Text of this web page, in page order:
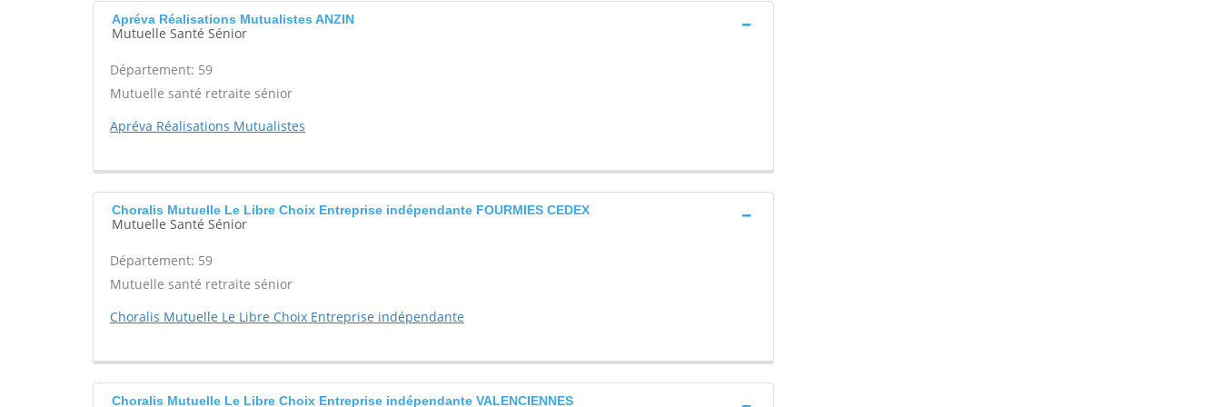
Apréva Réalisations Mutualistes ANZIN
Mutuelle Santé Sénior
Département: 59
Mutuelle santé retraite sénior
Apréva Réalisations Mutualistes
Choralis Mutuelle Le Libre Choix Entreprise indépendante FOURMIES CEDEX
Mutuelle Santé Sénior
Département: 59
Mutuelle santé retraite sénior
Choralis Mutuelle Le Libre Choix Entreprise indépendante
Choralis Mutuelle Le Libre Choix Entreprise indépendante VALENCIENNES